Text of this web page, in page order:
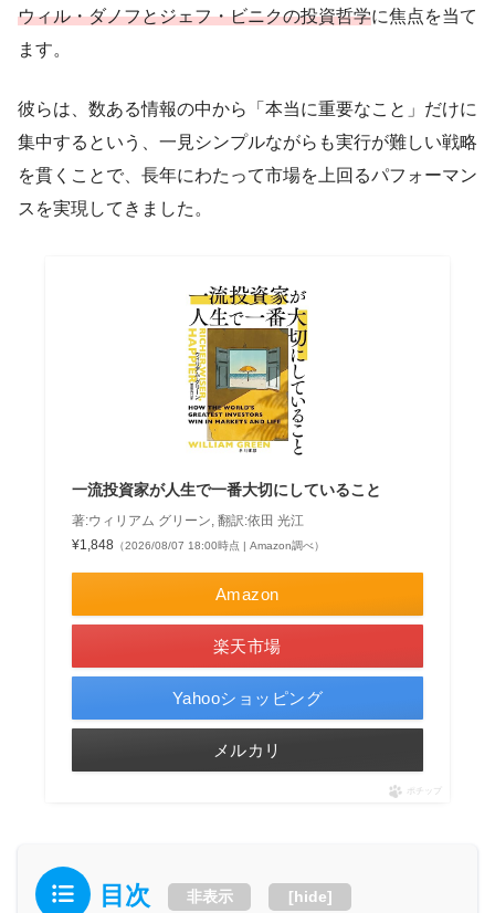
ウィル・ダノフとジェフ・ビニクの投資哲学に焦点を当て
ます。
彼らは、数ある情報の中から「本当に重要なこと」だけに
集中するという、一見シンプルながらも実行が難しい戦略
を貫くことで、長年にわたって市場を上回るパフォーマン
スを実現してきました。
一流投資家が人生で一番大切にしていること
著:ウィリアム グリーン, 翻訳:依田 光江
¥1,848 （2026/08/07 18:00時点 | Amazon調べ）
Amazon
楽天市場
Yahooショッピング
メルカリ
ポチップ
目次 非表示 [hide]